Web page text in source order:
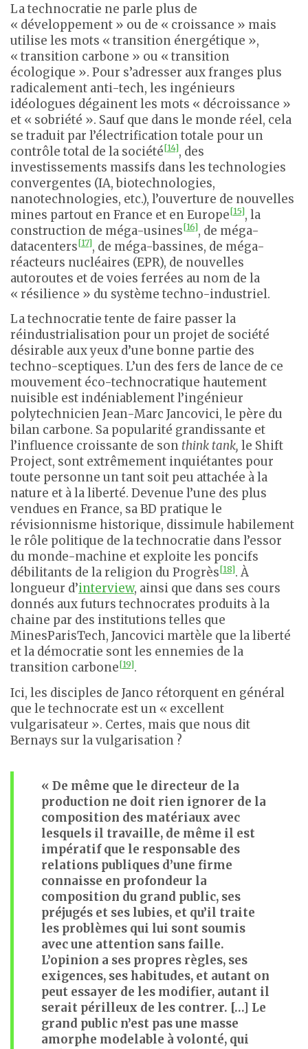
La technocratie ne parle plus de
« développement » ou de « croissance » mais
utilise les mots « transition énergétique »,
« transition carbone » ou « transition
écologique ». Pour s’adresser aux franges plus
radicalement anti-tech, les ingénieurs
idéologues dégainent les mots « décroissance »
et « sobriété ». Sauf que dans le monde réel, cela
se traduit par l’électrification totale pour un
contrôle total de la société[14], des
investissements massifs dans les technologies
convergentes (IA, biotechnologies,
nanotechnologies, etc.), l’ouverture de nouvelles
mines partout en France et en Europe[15], la
construction de méga-usines[16], de méga-
datacenters[17], de méga-bassines, de méga-
réacteurs nucléaires (EPR), de nouvelles
autoroutes et de voies ferrées au nom de la
« résilience » du système techno-industriel.
La technocratie tente de faire passer la
réindustrialisation pour un projet de société
désirable aux yeux d’une bonne partie des
techno-sceptiques. L’un des fers de lance de ce
mouvement éco-technocratique hautement
nuisible est indéniablement l’ingénieur
polytechnicien Jean-Marc Jancovici, le père du
bilan carbone. Sa popularité grandissante et
l’influence croissante de son think tank, le Shift
Project, sont extrêmement inquiétantes pour
toute personne un tant soit peu attachée à la
nature et à la liberté. Devenue l’une des plus
vendues en France, sa BD pratique le
révisionnisme historique, dissimule habilement
le rôle politique de la technocratie dans l’essor
du monde-machine et exploite les poncifs
débilitants de la religion du Progrès[18]. À
longueur d’interview, ainsi que dans ses cours
donnés aux futurs technocrates produits à la
chaine par des institutions telles que
MinesParisTech, Jancovici martèle que la liberté
et la démocratie sont les ennemies de la
transition carbone[19].
Ici, les disciples de Janco rétorquent en général
que le technocrate est un « excellent
vulgarisateur ». Certes, mais que nous dit
Bernays sur la vulgarisation ?
« De même que le directeur de la
production ne doit rien ignorer de la
composition des matériaux avec
lesquels il travaille, de même il est
impératif que le responsable des
relations publiques d’une firme
connaisse en profondeur la
composition du grand public, ses
préjugés et ses lubies, et qu’il traite
les problèmes qui lui sont soumis
avec une attention sans faille.
L’opinion a ses propres règles, ses
exigences, ses habitudes, et autant on
peut essayer de les modifier, autant il
serait périlleux de les contrer. […] Le
grand public n’est pas une masse
amorphe modelable à volonté, qui